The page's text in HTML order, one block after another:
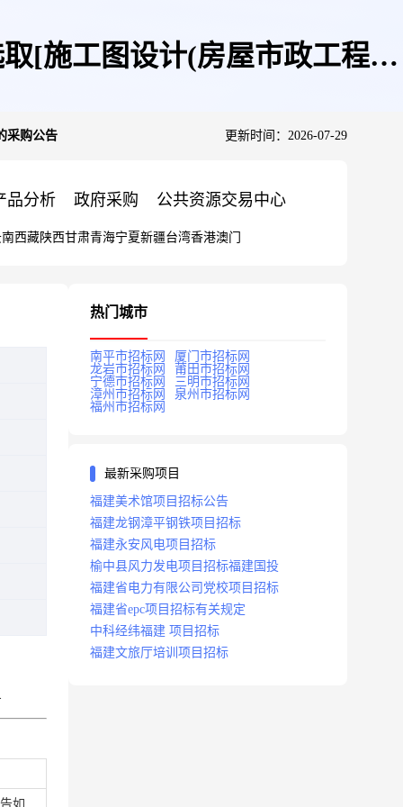
[施工图设计(房屋市政工程)]
采购公告 更新时间：2026-07-29
品分析 政府采购 公共资源交易中心
西藏陕西甘肃青海宁夏新疆台湾香港澳门
如
热门城市
南平市招标网
厦门市招标网
龙岩市招标网
莆田市招标网
宁德市招标网
三明市招标网
漳州市招标网
泉州市招标网
福州市招标网
最新采购项目
福建美术馆项目招标公告
福建龙钢漳平钢铁项目招标
福建永安风电项目招标
榆中县风力发电项目招标福建国投
福建省电力有限公司党校项目招标
福建省epc项目招标有关规定
中科经纬福建 项目招标
福建文旅厅培训项目招标